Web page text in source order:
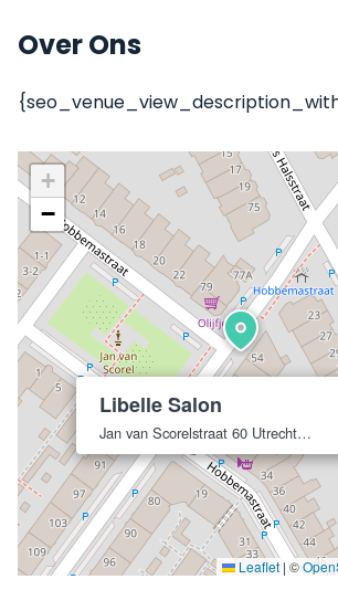
Over Ons
Libelle Salon
Jan van Scorelstraat 60 Utrecht 3583
+
−
Leaflet | ©